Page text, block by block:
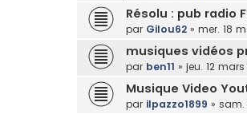
Résolu : pub radio
par Gilou62 » mer. 18
musiques vidéos
par ben11 » jeu. 12 mars
Musique Video
par ilpazzo1899 » sam.